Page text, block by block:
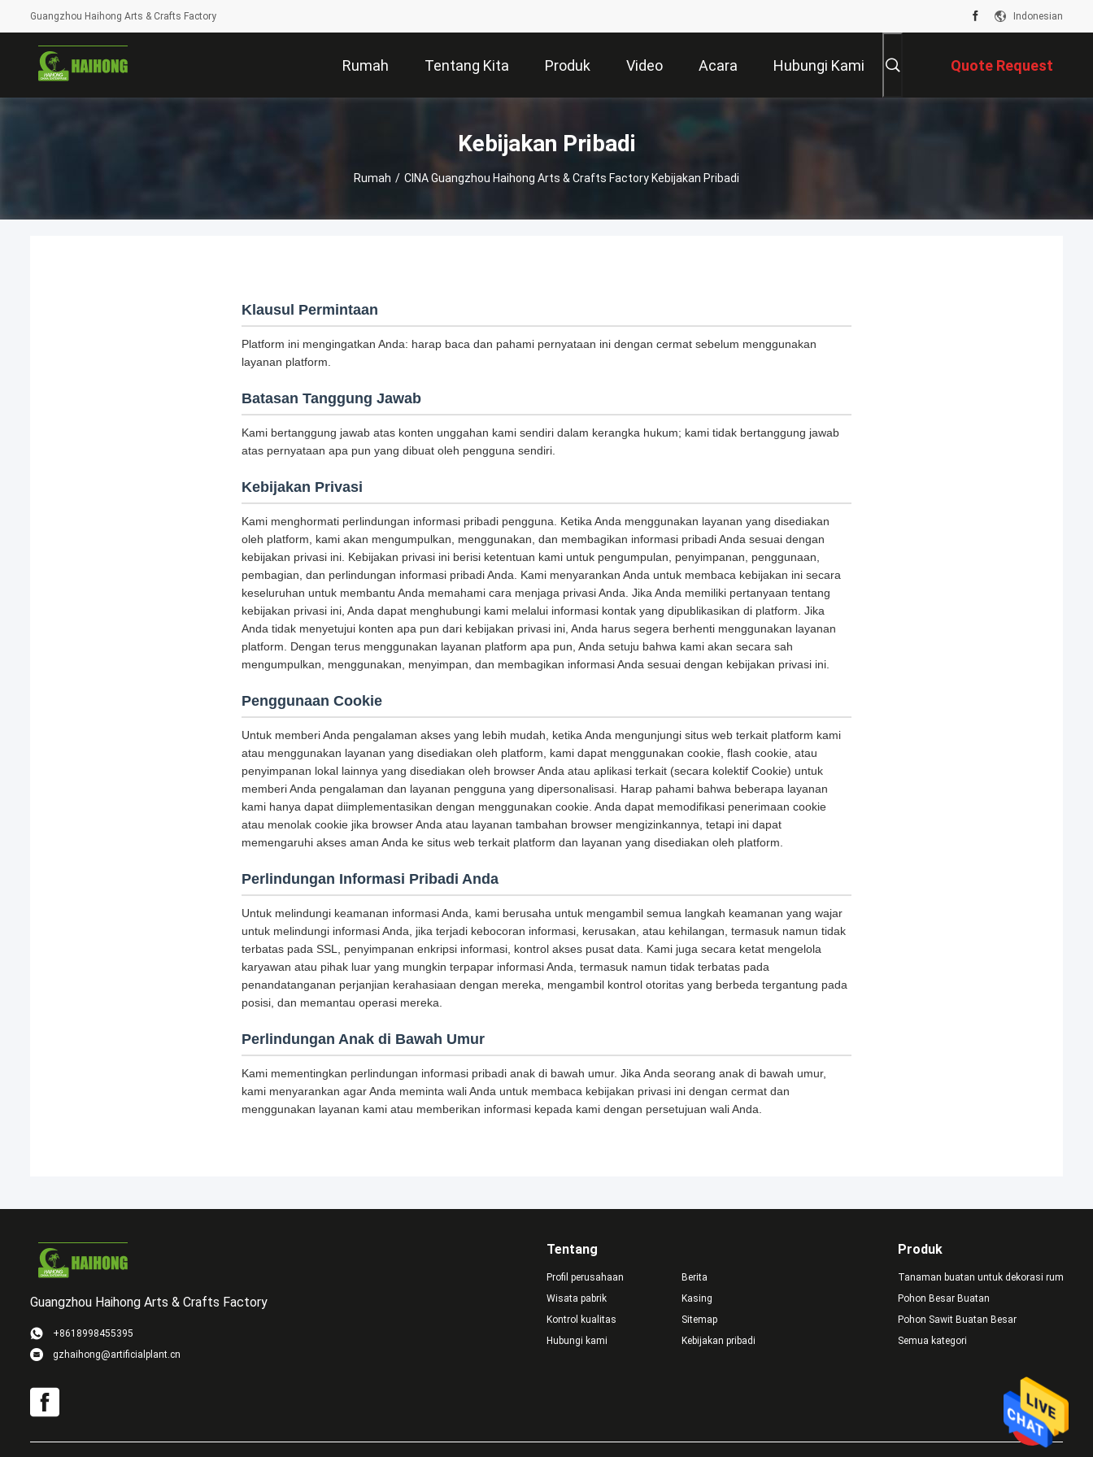
Guangzhou Haihong Arts & Crafts Factory Indonesian
Rumah Tentang Kita Produk Video Acara Hubungi Kami Quote Request
Kebijakan Pribadi
Rumah / CINA Guangzhou Haihong Arts & Crafts Factory Kebijakan Pribadi
Klausul Permintaan
Platform ini mengingatkan Anda: harap baca dan pahami pernyataan ini dengan cermat sebelum menggunakan
layanan platform.
Batasan Tanggung Jawab
Kami bertanggung jawab atas konten unggahan kami sendiri dalam kerangka hukum; kami tidak bertanggung jawab
atas pernyataan apa pun yang dibuat oleh pengguna sendiri.
Kebijakan Privasi
Kami menghormati perlindungan informasi pribadi pengguna. Ketika Anda menggunakan layanan yang disediakan
oleh platform, kami akan mengumpulkan, menggunakan, dan membagikan informasi pribadi Anda sesuai dengan
kebijakan privasi ini. Kebijakan privasi ini berisi ketentuan kami untuk pengumpulan, penyimpanan, penggunaan,
pembagian, dan perlindungan informasi pribadi Anda. Kami menyarankan Anda untuk membaca kebijakan ini secara
keseluruhan untuk membantu Anda memahami cara menjaga privasi Anda. Jika Anda memiliki pertanyaan tentang
kebijakan privasi ini, Anda dapat menghubungi kami melalui informasi kontak yang dipublikasikan di platform. Jika
Anda tidak menyetujui konten apa pun dari kebijakan privasi ini, Anda harus segera berhenti menggunakan layanan
platform. Dengan terus menggunakan layanan platform apa pun, Anda setuju bahwa kami akan secara sah
mengumpulkan, menggunakan, menyimpan, dan membagikan informasi Anda sesuai dengan kebijakan privasi ini.
Penggunaan Cookie
Untuk memberi Anda pengalaman akses yang lebih mudah, ketika Anda mengunjungi situs web terkait platform kami
atau menggunakan layanan yang disediakan oleh platform, kami dapat menggunakan cookie, flash cookie, atau
penyimpanan lokal lainnya yang disediakan oleh browser Anda atau aplikasi terkait (secara kolektif Cookie) untuk
memberi Anda pengalaman dan layanan pengguna yang dipersonalisasi. Harap pahami bahwa beberapa layanan
kami hanya dapat diimplementasikan dengan menggunakan cookie. Anda dapat memodifikasi penerimaan cookie
atau menolak cookie jika browser Anda atau layanan tambahan browser mengizinkannya, tetapi ini dapat
memengaruhi akses aman Anda ke situs web terkait platform dan layanan yang disediakan oleh platform.
Perlindungan Informasi Pribadi Anda
Untuk melindungi keamanan informasi Anda, kami berusaha untuk mengambil semua langkah keamanan yang wajar
untuk melindungi informasi Anda, jika terjadi kebocoran informasi, kerusakan, atau kehilangan, termasuk namun tidak
terbatas pada SSL, penyimpanan enkripsi informasi, kontrol akses pusat data. Kami juga secara ketat mengelola
karyawan atau pihak luar yang mungkin terpapar informasi Anda, termasuk namun tidak terbatas pada
penandatanganan perjanjian kerahasiaan dengan mereka, mengambil kontrol otoritas yang berbeda tergantung pada
posisi, dan memantau operasi mereka.
Perlindungan Anak di Bawah Umur
Kami mementingkan perlindungan informasi pribadi anak di bawah umur. Jika Anda seorang anak di bawah umur,
kami menyarankan agar Anda meminta wali Anda untuk membaca kebijakan privasi ini dengan cermat dan
menggunakan layanan kami atau memberikan informasi kepada kami dengan persetujuan wali Anda.
Guangzhou Haihong Arts & Crafts Factory
+8618998455395
gzhaihong@artificialplant.cn
Tentang
Profil perusahaan
Wisata pabrik
Kontrol kualitas
Hubungi kami
Berita
Kasing
Sitemap
Kebijakan pribadi
Produk
Tanaman buatan untuk dekorasi rumah
Pohon Besar Buatan
Pohon Sawit Buatan Besar
Semua kategori